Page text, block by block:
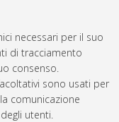
necessari per il suo
di tracciamento
consenso.
sono usati per
comunicazione
utenti.